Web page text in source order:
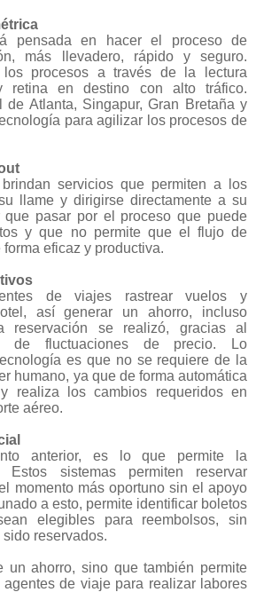
pensada en hacer el proceso de
más llevadero, rápido y seguro.
procesos a través de la lectura
retina en destino con alto tráfico.
de Atlanta, Singapur, Gran Bretaña y
para agilizar los procesos de
servicios que permiten a los
llame y dirigirse directamente a su
que pasar por el proceso que puede
y que no permite que el flujo de
eficaz y productiva.
de viajes rastrear vuelos y
así generar un ahorro, incluso
reservación se realizó, gracias al
de fluctuaciones de precio. Lo
es que no se requiere de la
humano, ya que de forma automática
realiza los cambios requeridos en
aéreo.
anterior, es lo que permite la
Estos sistemas permiten reservar
momento más oportuno sin el apoyo
a esto, permite identificar boletos
elegibles para reembolsos, sin
reservados.
un ahorro, sino que también permite
agentes de viaje para realizar labores